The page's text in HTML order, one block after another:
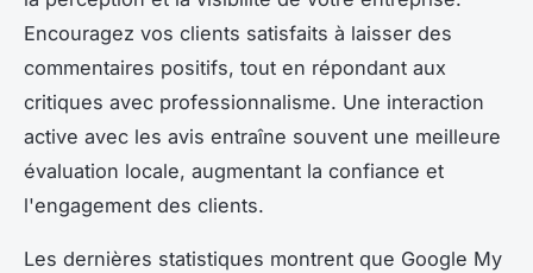
Encouragez vos clients satisfaits à laisser des
commentaires positifs, tout en répondant aux
critiques avec professionnalisme. Une interaction
active avec les avis entraîne souvent une meilleure
évaluation locale, augmentant la confiance et
l'engagement des clients.
Les dernières statistiques montrent que Google My